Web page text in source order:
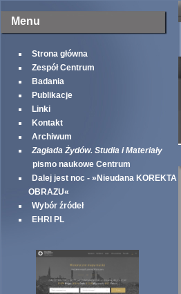
Menu
Strona główna
Zespół Centrum
Badania
Publikacje
Linki
Kontakt
Archiwum
Zagłada Żydów. Studia i Materiały
pismo naukowe Centrum
Dalej jest noc - »Nieudana KOREKTA
OBRAZU«
Wybór źródeł
EHRI PL